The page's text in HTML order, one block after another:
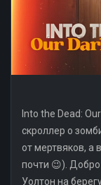
Into the Dead:
скроллер о
от мертвяков, а
почти 😉).
Уолтон на